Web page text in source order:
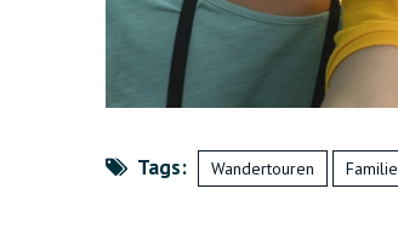
Tags: Wandertouren Familie